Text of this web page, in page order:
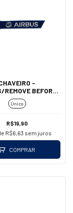
-
REMOVE BEFORE
(MOSQUETÃO)
Único
R$19,90
R$6,63 sem juros
COMPRAR